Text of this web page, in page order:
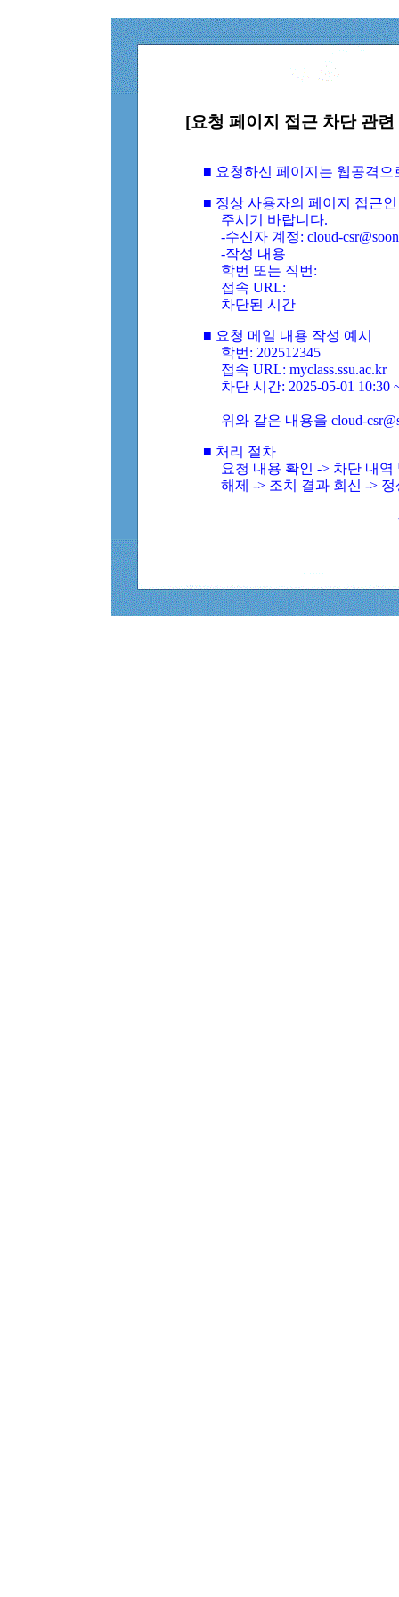
[요청 페이지 접근 차단 관
■ 요청하신 페이지는 웹공격
■ 정상 사용자의 페이지 접근
주시기 바랍니다.
-수신자 계정: cloud-
-작성 내용
학번 또는 직번:
접속 URL:
차단된 시간
■ 요청 메일 내용 작성 예시
학번: 202512345
접속 URL: myclass.ssu.ac.kr
차단 시간: 2025-05-01 10:30
위와 같은 내용을 cloud-
■ 처리 절차
요청 내용 확인 -> 차단 내
해제 -> 조치 결과 회신 ->